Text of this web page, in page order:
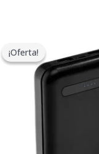
¡Oferta!
¡Oferta!original
era:
$239.00.
actual
es:
$139.99.